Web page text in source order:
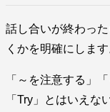
話し合いが終わっ
くかを明確にします
「～を注意する」
「Try」とはいえな